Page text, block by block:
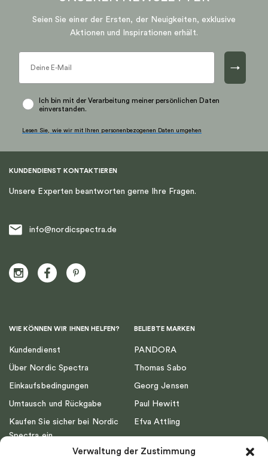
Verwaltung der Zustimmung
Seien Sie einer der Ersten, der Neuigkeiten, exklusive
Aktionen und Inspirationen erhält.
→
Ich bin mit der Verarbeitung meiner persönlichen Daten
einverstanden.
Lesen Sie, wie wir mit Ihren personenbezogenen Daten umgehen
KUNDENDIENST KONTAKTIEREN
Unsere Experten beantworten gerne Ihre Fragen.
info@nordicspectra.de
WIE KÖNNEN WIR IHNEN HELFEN?
Kundendienst
Über Nordic Spectra
Einkaufsbedingungen
Umtausch und Rückgabe
Kaufen Sie sicher bei Nordic
Spectra ein
BELIEBTE MARKEN
PANDORA
Thomas Sabo
Georg Jensen
Paul Hewitt
Efva Attling
Drakenberg Sjölin